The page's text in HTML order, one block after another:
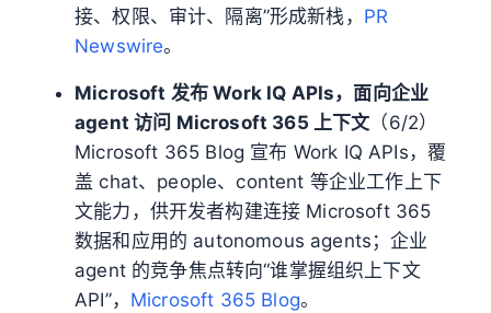
接、权限、审计、隔离”形成新栈， PR
Newswire。
Microsoft 发布 Work IQ APIs，面向企业
agent 访问 Microsoft 365 上下文 （6/2）
Microsoft 365 Blog 宣布 Work IQ APIs，覆
盖 chat、people、content 等企业工作上下
文能力，供开发者构建连接 Microsoft 365
数据和应用的 autonomous agents；企业
agent 的竞争焦点转向“谁掌握组织上下文
API”， Microsoft 365 Blog。